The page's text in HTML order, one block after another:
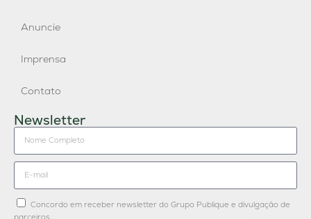
Anuncie
Imprensa
Contato
Newsletter
Concordo em receber newsletter do Grupo Publique e divulgação de
parceiros.